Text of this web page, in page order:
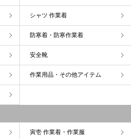
シャツ 作業着
防寒着・防寒作業着
安全靴
作業用品・その他アイテム
寅壱 作業着・作業服